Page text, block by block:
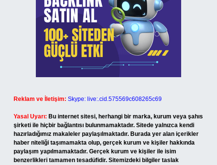
Reklam ve İletişim: Skype: live:.cid.575569c608265c69
Yasal Uyarı: Bu internet sitesi, herhangi bir marka, kurum veya şahıs
şirketi ile hiçbir bağlantısı bulunmamaktadır. Sitede yalnızca kendi
hazırladığımız makaleler paylaşılmaktadır. Burada yer alan içerikler
haber niteliği taşımamakta olup, gerçek kurum ve kişiler hakkında
paylaşım yapılmamaktadır. Gerçek kurum ve kişiler ile isim
benzerlikleri tamamen tesadüfidir. Sitemizdeki bilgiler taslak